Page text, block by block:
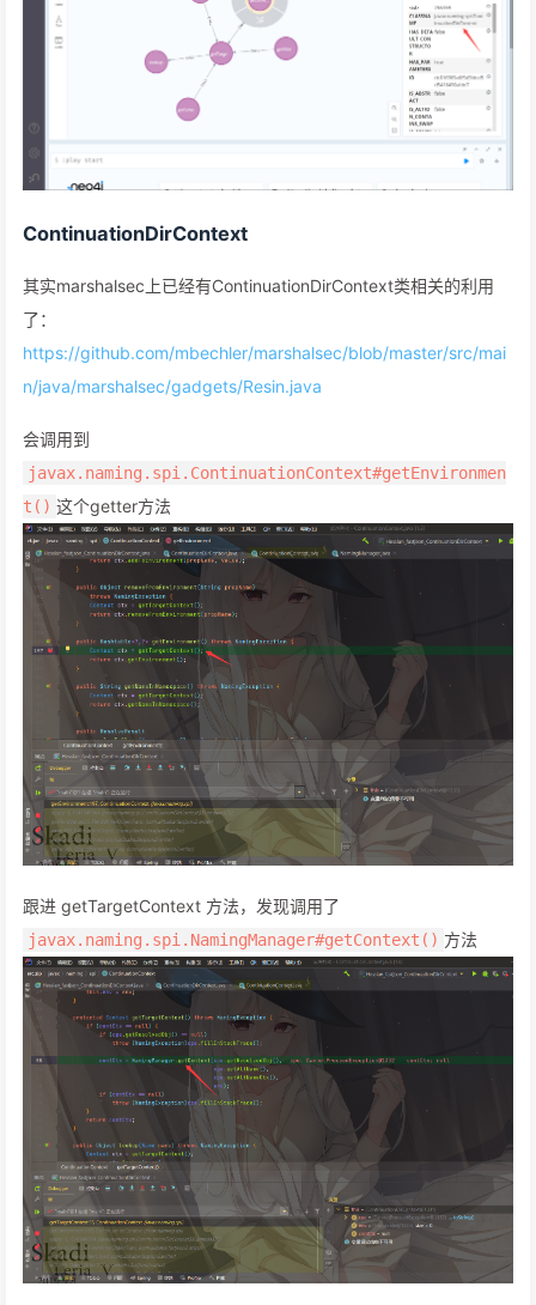
ContinuationDirContext
其实marshalsec上已经有ContinuationDirContext类相关的利用
了：
https://github.com/mbechler/marshalsec/blob/master/src/mai
n/java/marshalsec/gadgets/Resin.java
会调用到
javax.naming.spi.ContinuationContext#getEnvironmen
t() 这个getter方法
跟进 getTargetContext 方法，发现调用了
javax.naming.spi.NamingManager#getContext() 方法